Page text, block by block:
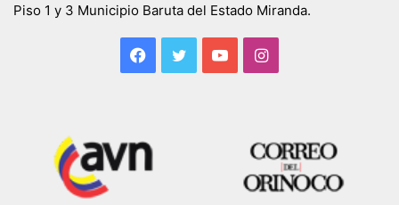
Piso 1 y 3 Municipio Baruta del Estado Miranda.
Facebook
TwitterYouTubeInstagram